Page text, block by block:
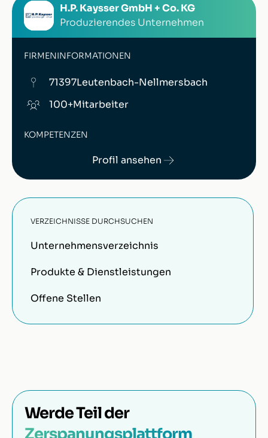
H.P. Kaysser GmbH + Co. KG
Produzierendes Unternehmen
FIRMENINFORMATIONEN
71397Leutenbach-Nellmersbach
100+Mitarbeiter
KOMPETENZEN
Profil ansehen
VERZEICHNISSE DURCHSUCHEN
Unternehmensverzeichnis
Produkte & Dienstleistungen
Offene Stellen
Werde Teil der
Zerspanungsplattform